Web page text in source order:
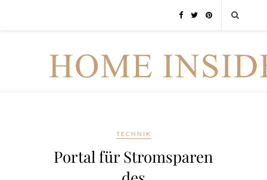
TECHNIK
Portal für Stromsparen